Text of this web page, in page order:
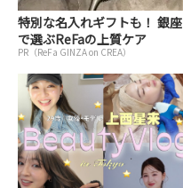
特別な名入れギフトも！ 銀座
で選ぶReFaの上質ケア
PR（ReFa GINZA on CREA）